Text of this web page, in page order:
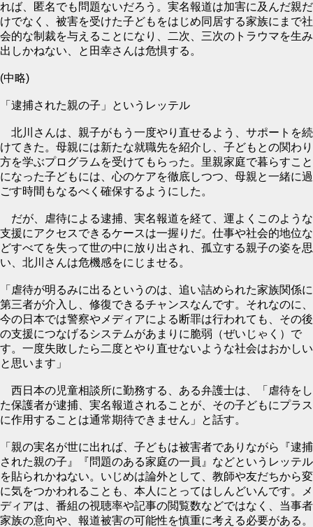
れば、匿名でも問題ないだろう。実名報道は加害に及んだ親だ
けでなく、被害を受けた子どもをはじめ同居する家族にまで社
会的な制裁を与えることになり、二次、三次のトラウマを生み
出しかねない、と田幸さんは危惧する。
(中略)
「逮捕された親の子」というレッテル
北川さんは、親子がもう一度やり直せるよう、サポートを続
けてきた。母親には新たな就職先を紹介し、子どもとの関わり
方を学ぶプログラムを受けてもらった。里親家庭で暮らすこと
になった子どもには、心のケアを徹底しつつ、母親と一緒に過
ごす時間もなるべく確保するようにした。
だが、虐待による逮捕、実名報道を経て、運よくこのような
支援にアクセスできるケースは一握りだ。仕事や社会的地位な
どすべてを失って世の中に放り出され、孤立する親子の姿を思
い、北川さんは危機感をにじませる。
「虐待が明るみに出るというのは、追い詰められた家族関係に
第三者が介入し、修復できるチャンスなんです。それなのに、
今の日本では警察やメディアによる断罪は行われても、その後
の支援につなげるシステムがあまりに脆弱（ぜいじゃく）で
す。一度失敗したら二度とやり直せないような社会はおかしい
と思います」
西日本の児童相談所に勤務する、ある弁護士は、「虐待をし
た保護者が逮捕、実名報道されることが、その子どもにプラス
に作用することは通常期待できません」と話す。
「親の実名が世に出れば、子どもは被害者でありながら『逮捕
された親の子』『問題のある家庭の一員』などというレッテル
を貼られかねない。いじめは論外として、教師や友だちから変
に気をつかわれることも、本人にとってはしんどいんです。メ
ディアは、番組の視聴率や記事の閲覧数などではなく、当事者
家族の意向や、報道被害の可能性を慎重に考える必要がある。